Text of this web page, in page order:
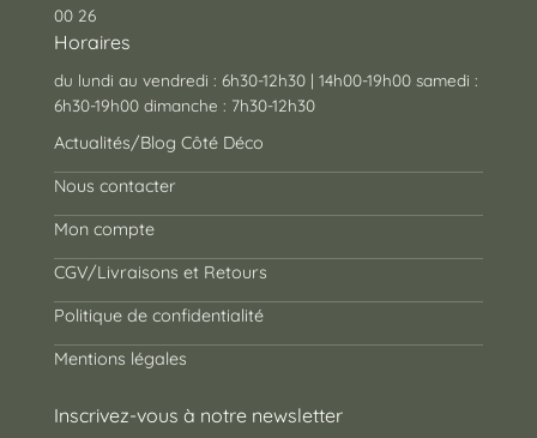
00 26
Horaires
du lundi au vendredi : 6h30-12h30 | 14h00-19h00 samedi :
6h30-19h00 dimanche : 7h30-12h30
Actualités/Blog Côté Déco
Nous contacter
Mon compte
CGV/Livraisons et Retours
Politique de confidentialité
Mentions légales
Inscrivez-vous à notre newsletter